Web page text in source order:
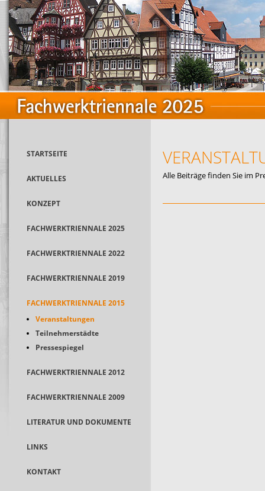
STARTSEITE
AKTUELLES
KONZEPT
FACHWERKTRIENNALE 2025
FACHWERKTRIENNALE 2022
FACHWERKTRIENNALE 2019
FACHWERKTRIENNALE 2015
Veranstaltungen
Teilnehmerstädte
Pressespiegel
FACHWERKTRIENNALE 2012
FACHWERKTRIENNALE 2009
LITERATUR UND DOKUMENTE
LINKS
KONTAKT
Alle Beiträge finden Sie im